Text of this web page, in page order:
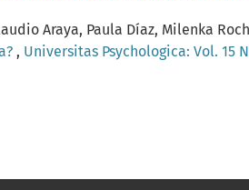
Araya, Paula Díaz, Milenka
, Universitas Psychologica: Vol. 15